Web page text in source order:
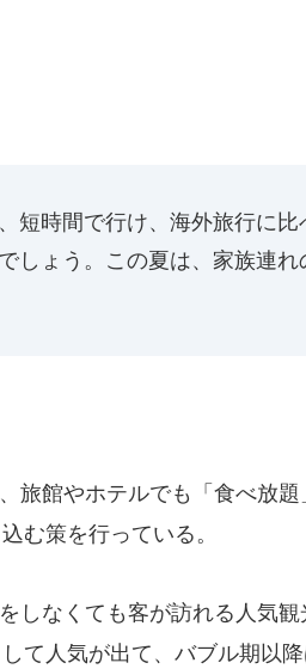
短時間で行け、海外旅行に
しょう。この夏は、家族連
旅館やホテルでも「食べ放題
む策を行っている。
しなくても客が訪れる人気観
て人気が出て、バブル期以